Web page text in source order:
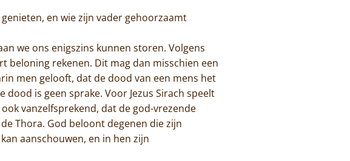
genieten, en wie zijn vader gehoorzaamt
we ons enigszins kunnen storen. Volgens
beloning rekenen. Dit mag dan misschien een
men gelooft, dat de dood van een mens het
dood is geen sprake. Voor Jezus Sirach speelt
vanzelfsprekend, dat de god-vrezende
Thora. God beloont degenen die zijn
aanschouwen, en in hen zijn